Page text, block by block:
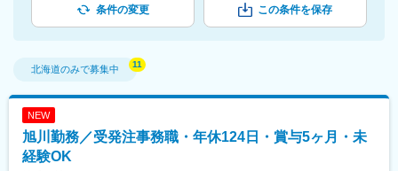
条件の変更 この条件を保存
北海道のみで募集中
NEW
旭川勤務／受発注事務職・年休124日・賞与5ヶ月・未
経験OK